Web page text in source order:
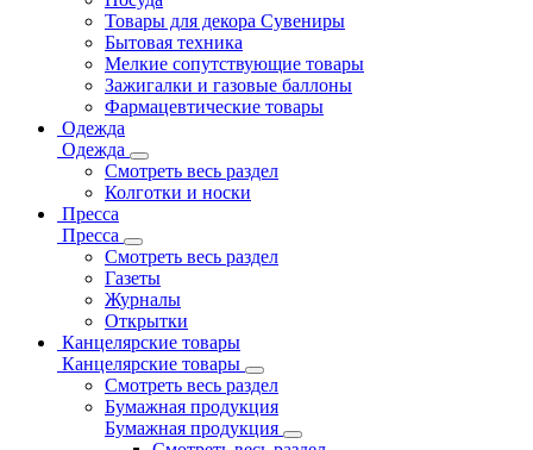
Товары для декора Сувениры
Бытовая техника
Мелкие сопутствующие товары
Зажигалки и газовые баллоны
Фармацевтические товары
Одежда
Одежда
Смотреть весь раздел
Колготки и носки
Пресса
Пресса
Смотреть весь раздел
Газеты
Журналы
Открытки
Канцелярские товары
Канцелярские товары
Смотреть весь раздел
Бумажная продукция
Бумажная продукция